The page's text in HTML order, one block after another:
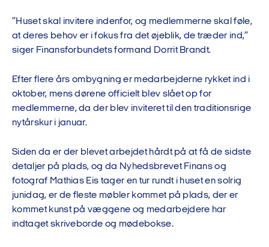
”Huset skal invitere indenfor, og medlemmerne skal føle,
at deres behov er i fokus fra det øjeblik, de træder ind,”
siger Finansforbundets formand Dorrit Brandt.
Efter flere års ombygning er medarbejderne rykket ind i
oktober, mens dørene officielt blev slået op for
medlemmerne, da der blev inviteret til den traditionsrige
nytårskur i januar.
Siden da er der blevet arbejdet hårdt på at få de sidste
detaljer på plads, og da Nyhedsbrevet Finans og
fotograf Mathias Eis tager en tur rundt i huset en solrig
junidag, er de fleste møbler kommet på plads, der er
kommet kunst på væggene og medarbejdere har
indtaget skriveborde og mødebokse.